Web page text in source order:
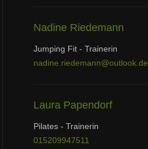
Nadine Riedemann
Jumping Fit - Trainerin
nadine.riedemann@outlook.de
Laura Papendorf
Pilates - Trainerin
015209947511